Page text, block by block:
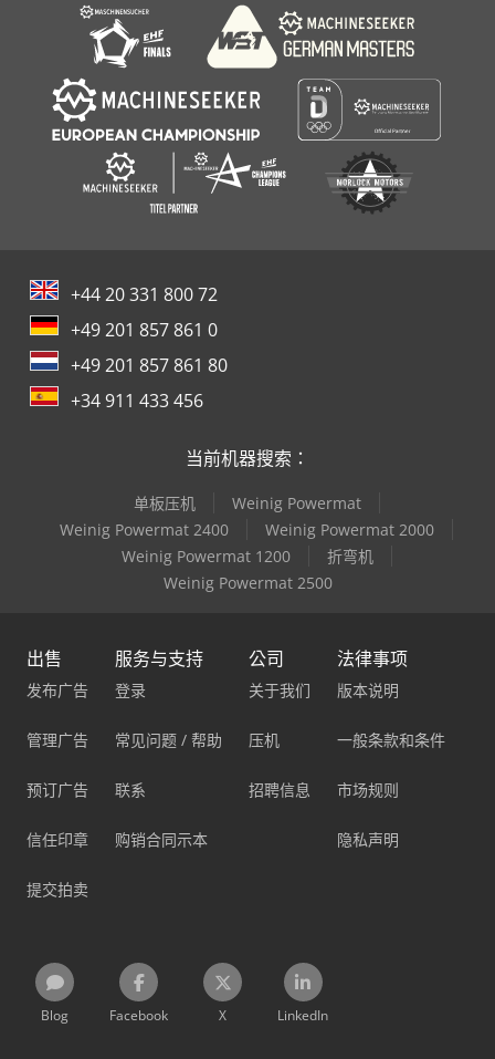
胶版 印刷
+44 20 331 800 72
+49 201 857 861 0
+49 201 857 861 80
+34 911 433 456
当前机器搜索：
单板压机
Weinig Powermat
Weinig Powermat 2400
Weinig Powermat 2000
Weinig Powermat 1200
折弯机
Weinig Powermat 2500
出售
发布广告
管理广告
预订广告
信任印章
提交拍卖
服务与支持
登录
常见问题 / 帮助
联系
购销合同示本
公司
关于我们
压机
招聘信息
法律事项
版本说明
一般条款和条件
市场规则
隐私声明
Blog Facebook X LinkedIn